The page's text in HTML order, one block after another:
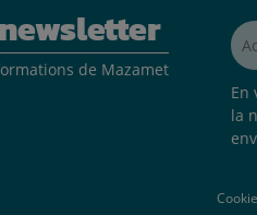
de Mazamet
En
la